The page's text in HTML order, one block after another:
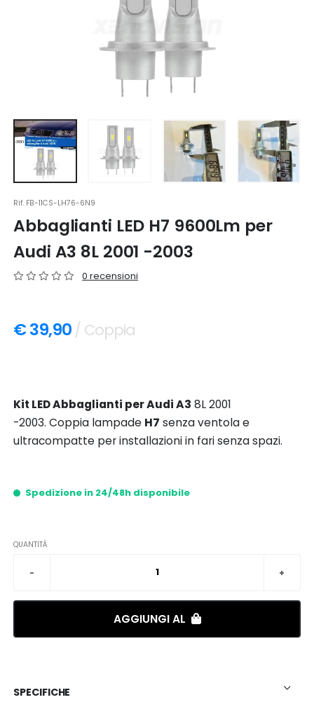
Rif. FB-11CS-LH76-6N9
Abbaglianti LED H7 9600Lm per
Audi A3 8L 2001 -2003
0 recensioni
€ 39,90 / Coppia
Kit LED Abbaglianti per Audi A3 8L 2001
-2003. Coppia lampade H7 senza ventola e
ultracompatte per installazioni in fari senza spazi.
Spedizione in 24/48h disponibile
QUANTITÀ
AGGIUNGI AL
SPECIFICHE